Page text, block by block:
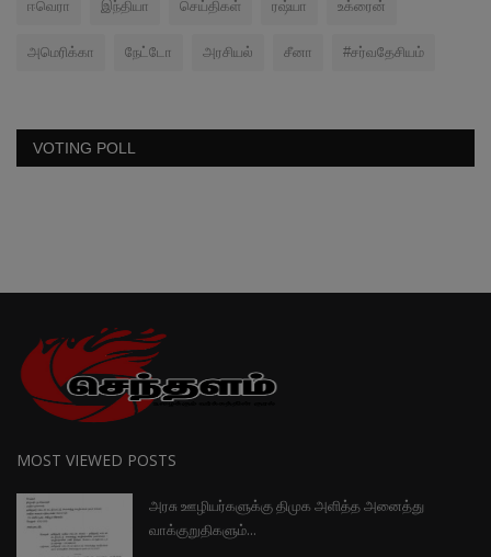
ஈவெரா இந்தியா செய்திகள் ரஷ்யா உக்ரைன்
அமெரிக்கா நேட்டோ அரசியல் சீனா #சர்வதேசியம்
VOTING POLL
MOST VIEWED POSTS
அரசு ஊழியர்களுக்கு திமுக அளித்த அனைத்து
வாக்குறுதிகளும்...